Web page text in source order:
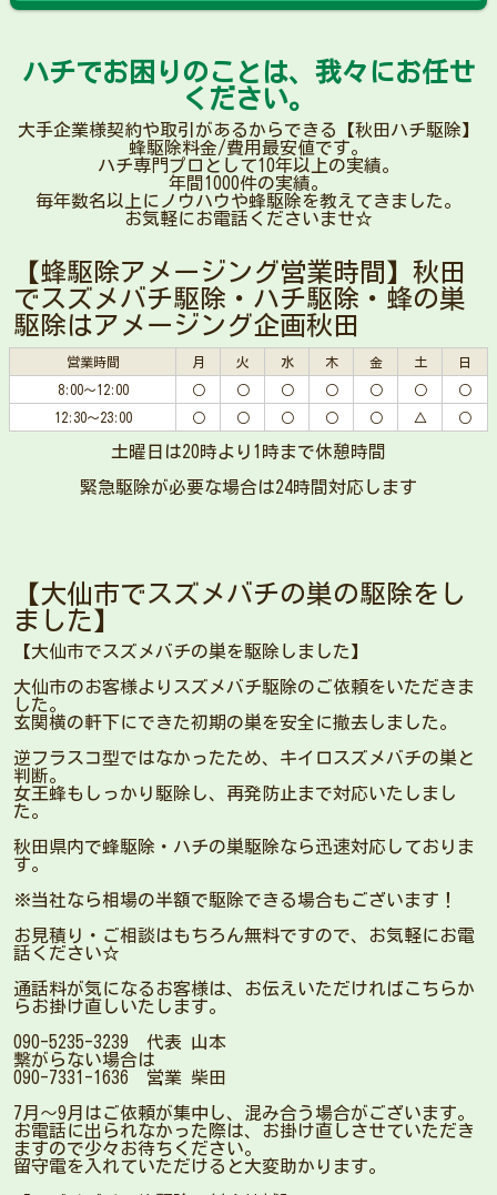
ハチでお困りのことは、我々にお任せ
ください。
大手企業様契約や取引があるからできる【秋田ハチ駆除】
蜂駆除料金/費用最安値です。
ハチ専門プロとして10年以上の実績。
年間1000件の実績。
毎年数名以上にノウハウや蜂駆除を教えてきました。
お気軽にお電話くださいませ☆
【蜂駆除アメージング営業時間】秋田
でスズメバチ駆除・ハチ駆除・蜂の巣
駆除はアメージング企画秋田
営業時間 月 火 水 木 金 土 日
8:00～12:00 ○ ○ ○ ○ ○ ○ ○
12:30～23:00 ○ ○ ○ ○ ○ △ ○
土曜日は20時より1時まで休憩時間
緊急駆除が必要な場合は24時間対応します
【大仙市でスズメバチの巣の駆除をし
ました】
【大仙市でスズメバチの巣を駆除しました】
大仙市のお客様よりスズメバチ駆除のご依頼をいただきま
した。
玄関横の軒下にできた初期の巣を安全に撤去しました。
逆フラスコ型ではなかったため、キイロスズメバチの巣と
判断。
女王蜂もしっかり駆除し、再発防止まで対応いたしまし
た。
秋田県内で蜂駆除・ハチの巣駆除なら迅速対応しておりま
す。
※当社なら相場の半額で駆除できる場合もございます！
お見積り・ご相談はもちろん無料ですので、お気軽にお電
話ください☆
通話料が気になるお客様は、お伝えいただければこちらか
らお掛け直しいたします。
090-5235-3239 代表 山本
繋がらない場合は
090-7331-1636 営業 柴田
7月〜9月はご依頼が集中し、混み合う場合がございます。
お電話に出られなかった際は、お掛け直しさせていただき
ますので少々お待ちください。
留守電を入れていただけると大変助かります。